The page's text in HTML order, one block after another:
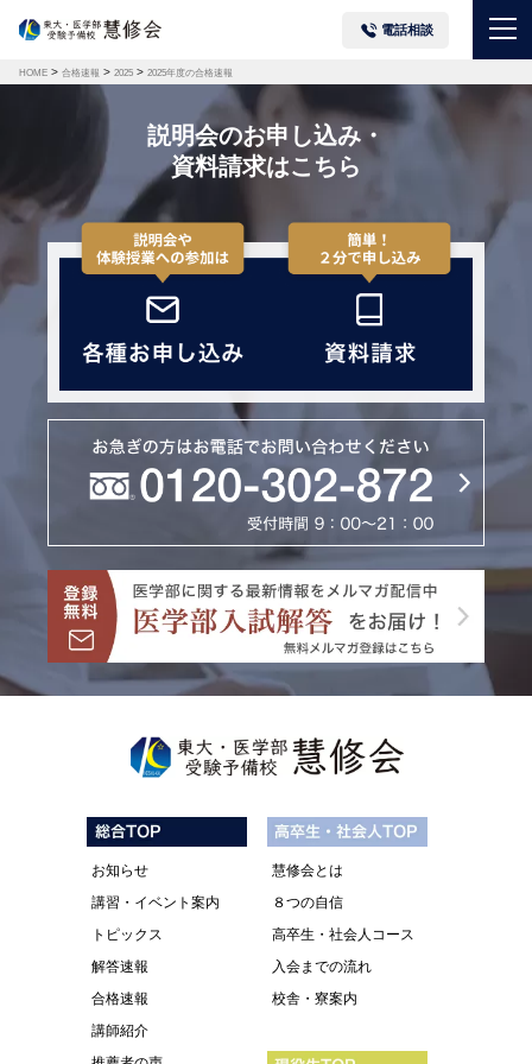
電話相談
HOME > 合格速報 > 2025 > 2025年度の合格速報
説明会のお申し込み・
資料請求はこちら
お知らせ
講習・イベント案内
トピックス
解答速報
合格速報
講師紹介
慧修会とは
８つの自信
高卒生・社会人コース
入会までの流れ
校舎・寮案内